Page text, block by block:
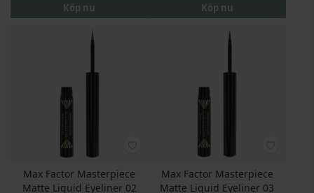
Köp nu Köp nu
Max Factor Masterpiece
Matte Liquid Eyeliner 02
Max Factor Masterpiece
Matte Liquid Eyeliner 03